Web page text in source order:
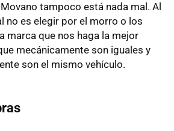
tampoco está nada mal. Al
no es elegir por el morro o los
marca que nos haga la mejor
mecánicamente son iguales y
son el mismo vehículo.